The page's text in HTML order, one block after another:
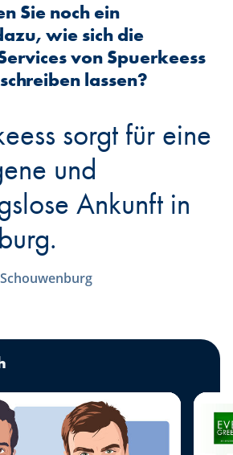
Sie noch ein
wie sich die
von Spuerkeess
lassen?
sorgt für eine
und
Ankunft in